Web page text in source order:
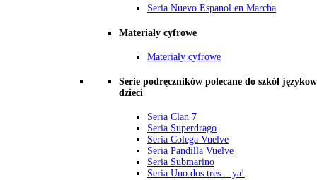
Seria Nuevo Espanol en Marcha
Materiały cyfrowe
Materiały cyfrowe
Serie podręczników polecane do szkół
dzieci
Seria Clan 7
Seria Superdrago
Seria Colega Vuelve
Seria Pandilla Vuelve
Seria Submarino
Seria Uno dos tres ...ya!